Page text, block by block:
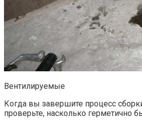
Вентилируемые
Когда вы завершите процесс
проверьте, насколько герметично